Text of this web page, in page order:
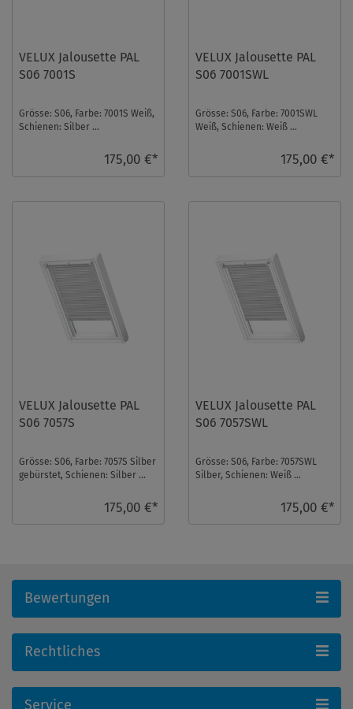
VELUX Jalousette PAL
S06 7001S
Grösse: S06, Farbe: 7001S Weiß,
Schienen: Silber ...
175,00 €*
VELUX Jalousette PAL
S06 7001SWL
Grösse: S06, Farbe: 7001SWL
Weiß, Schienen: Weiß ...
175,00 €*
VELUX Jalousette PAL
S06 7057S
Grösse: S06, Farbe: 7057S Silber
gebürstet, Schienen: Silber ...
175,00 €*
VELUX Jalousette PAL
S06 7057SWL
Grösse: S06, Farbe: 7057SWL
Silber, Schienen: Weiß ...
175,00 €*
Bewertungen
Rechtliches
Service